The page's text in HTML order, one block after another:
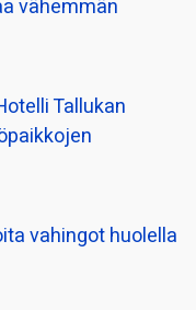
vähemmän
Tallukan
vahingot huolella